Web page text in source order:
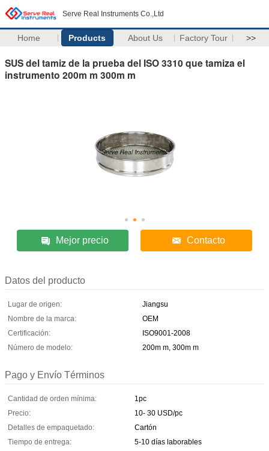
Serve Real Instruments Co.,Ltd
Home Products About Us Factory Tour >>
SUS del tamiz de la prueba del ISO 3310 que tamiza el
instrumento 200m m 300m m
Mejor precio Contacto
Datos del producto
Lugar de origen:
Jiangsu
Nombre de la marca:
OEM
Certificación:
ISO9001-2008
Número de modelo:
200m m, 300m m
Pago y Envío Términos
Cantidad de orden mínima:
1pc
Precio:
10- 30 USD/pc
Detalles de empaquetado:
Cartón
Tiempo de entrega:
5-10 días laborables